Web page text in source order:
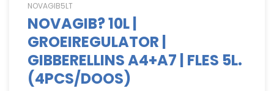
V
.
NOVAGIB5LT
NOVAGIB? 10L |
GROEIREGULATOR |
GIBBERELLINS A4+A7 | FLES 5L.
(4PCS/DOOS)